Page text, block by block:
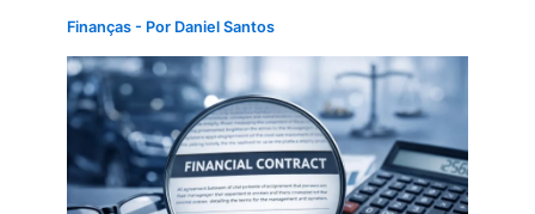
Finanças - Por Daniel Santos